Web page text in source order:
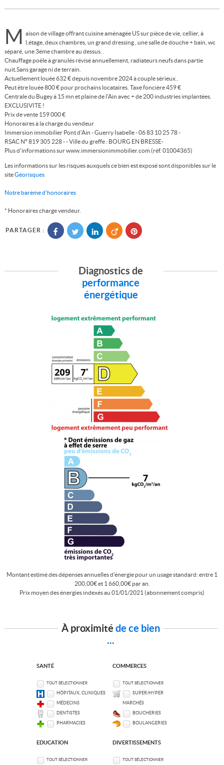
M aison de village offrant cuisine aménagée US sur pièce de vie, cellier, à
l,étage, deux chambres, un grand dressing , une salle de douche + bain, wc
séparé, une 3éme chambre au dessus. .
Chauffage poêle à granulés révisé annuellement, radiateurs neufs dans partie
nuit.Sans garage ni de terrain.
Actuellement louée 632 € depuis novembre 2024 à couple sérieux..
Peut être louée 800 € pour prochains locataires. Taxe foncière 459 €
Centrale du Bugey à 15 mn et plaine de l'Ain avec + de 200 industries implantées.
EXCLUSIVITE !
Prix de vente 159 000 €
Honoraires à la charge du vendeur
Immersion immobilier Pont d'Ain - Guerry Isabelle - 06 83 10 25 78 -
RSAC N° 819 305 228 - - Ville du greffe : BOURG EN BRESSE-
Plus d'informations sur www.immersionimmobilier.com (réf. 01004365)
Les informations sur les risques auxquels ce bien est exposé sont disponibles sur le
siteGéorisques
Notre barème d'honoraires
* Honoraires charge vendeur.
PARTAGER :
Diagnostics de
performance
énergétique
Montant estimé des dépenses annuelles d'énergie pour un usage standard: entre 1
200,00€ et 1 660,00€ par an.
Prix moyen des énergies indexés au 01/01/2021 (abonnement compris)
À proximitéde ce bien
...
SANTÉ
TOUT SÉLECTIONNER
HÔPITAUX, CLINIQUES
MÉDECINS
DENTISTES
PHARMACIES
COMMERCES
TOUT SÉLECTIONNER
SUPER/HYPER
MARCHÉS
BOUCHERIES
BOULANGERIES
EDUCATION
TOUT SÉLECTIONNER
DIVERTISSEMENTS
TOUT SÉLECTIONNER